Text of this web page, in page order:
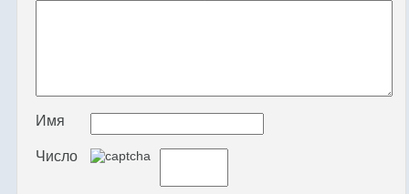
Имя
Число